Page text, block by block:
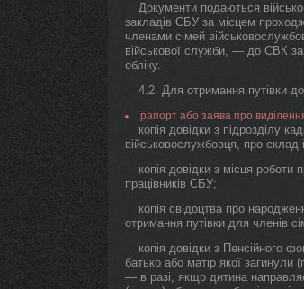
Документи подаються
закладів СБУ за місцем
членами сімей
військової служби, — до СВК
обліку.
4.2. Для отримання путівки
рапорт або заява про виділення
копія довідки з підрозділу
військовослужбовця, про склад
копія довідки з місця роботи
працівників СБУ;
копія свідоцтва про
отримання путівки для членів
копія довідки з Пенсійного
батько або матір якої
— в разі, якщо дитина